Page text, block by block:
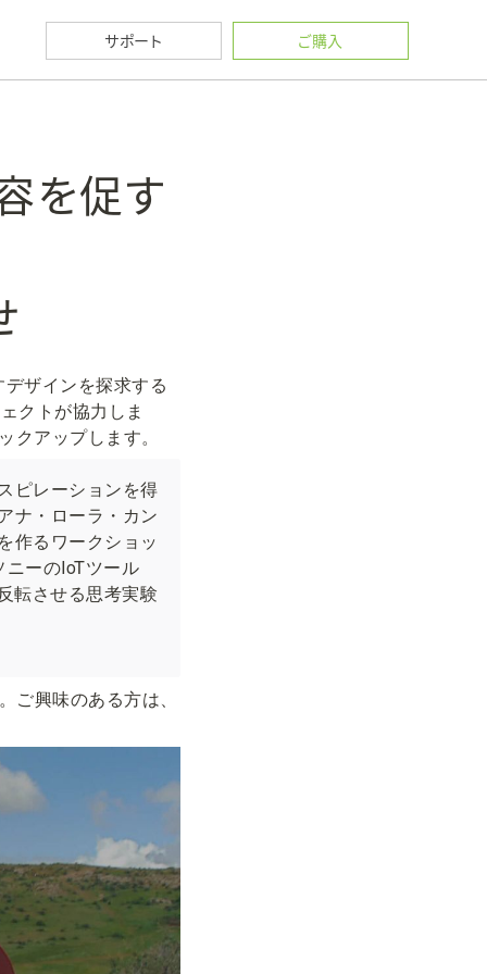
サポート ご購入
を促す
ザインを探求する
クトが協力しま
アップします。
ピレーションを得
ナ・ローラ・カン
作るワークショッ
ーのIoTツール
転させる思考実験
興味のある方は、